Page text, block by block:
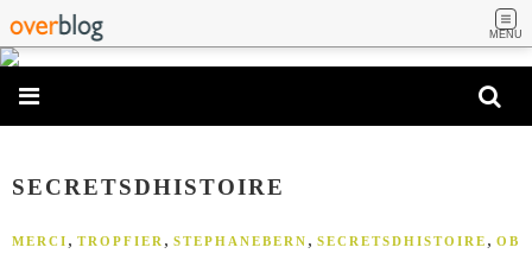
MENU
SECRETSDHISTOIRE
MERCI , TROPFIER , STEPHANEBERN , SECRETSDHISTOIRE , OB